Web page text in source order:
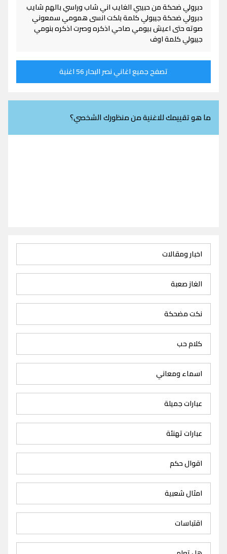
دبرولي ضحكة من حبيبي الغايب اني شاب وراسي بالهم شايب
دبرولي ضحكة جيبولي كلمة بلكت انسى همومي سمعوني
صوته حتى اعيش بيومي صاحي اذكره وصرت اذكره بنومي
جيبولي كلمة اوف
تصفح جميع اغاني نصر البحار 56 اغنية
ما هو تقييمك للاغنية من منظورك الشخصي؟
اخبار ومقالات
الغاز صعبة
نكت مضحكة
كلام حب
اسماء ومعاني
عبارات جميلة
عبارات تهنئة
اقوال حكم
امثال شعبية
اقتباسات